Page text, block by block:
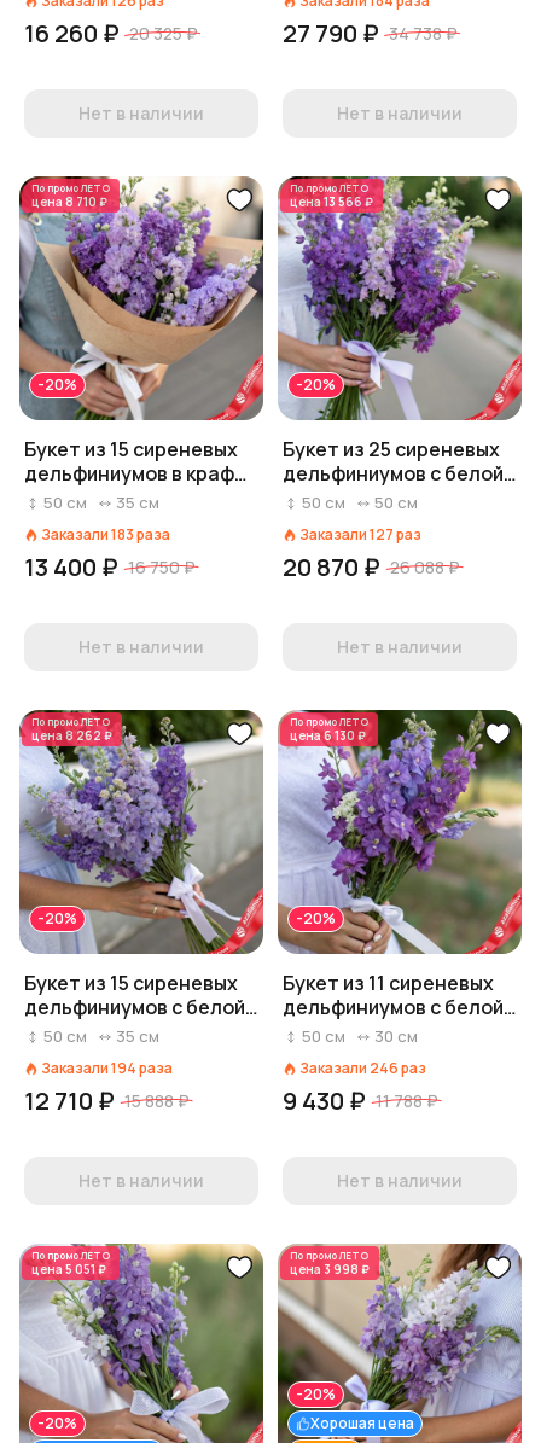
16 260 ₽ 20 325 ₽
Нет в наличии
27 790 ₽ 34 738 ₽
Нет в наличии
По промоЛЕТО
цена 8 710 ₽
-20%
Букет из 15 сиреневых
дельфиниумов в крафте
с белой лентой
50 см 35 см
Заказали183раза
13 400 ₽ 16 750 ₽
Нет в наличии
По промоЛЕТО
цена13 566 ₽
-20%
Букет из 25 сиреневых
дельфиниумов с белой
лентой
50 см 50 см
Заказали127раз
20 870 ₽ 26 088 ₽
Нет в наличии
По промоЛЕТО
цена 8 262 ₽
-20%
Букет из 15 сиреневых
дельфиниумов с белой
лентой
50 см 35 см
Заказали194раза
12 710 ₽ 15 888 ₽
Нет в наличии
По промоЛЕТО
цена6 130 ₽
-20%
Букет из 11 сиреневых
дельфиниумов с белой
лентой
50 см 30 см
Заказали 246раз
9 430 ₽ 11 788 ₽
Нет в наличии
По промоЛЕТО
цена 5 051 ₽
-20%
По промоЛЕТО
цена 3 998 ₽
Хорошая цена
-20%